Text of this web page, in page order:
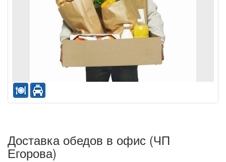
Доставка обедов в офис (ЧП
Егорова)